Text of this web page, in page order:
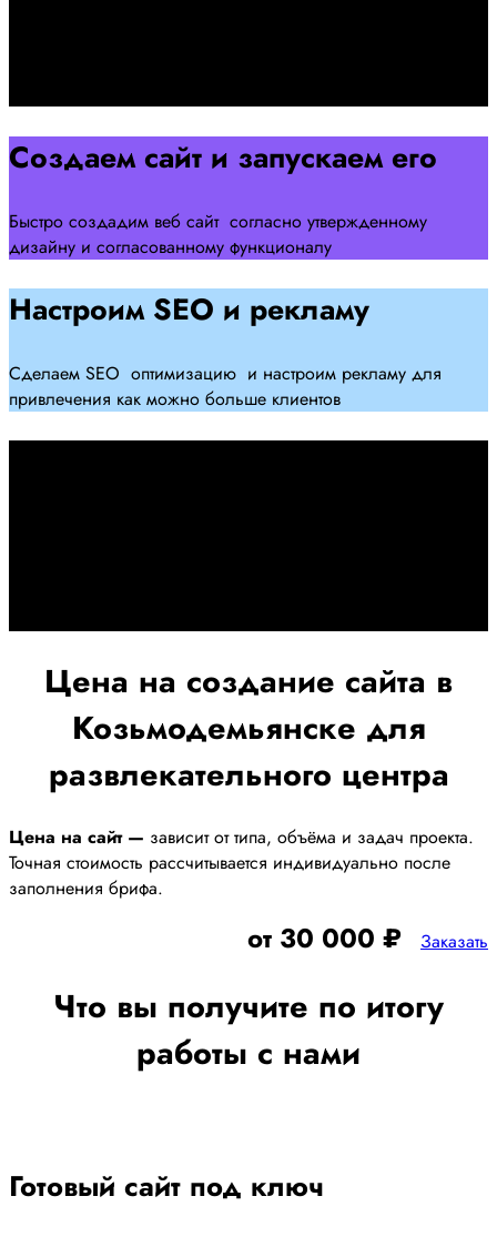
Создаем сайт и запускаем его
Быстро создадим веб сайт согласно утвержденному
дизайну и согласованному функционалу
Настроим SEO и рекламу
Сделаем SEO оптимизацию и настроим рекламу для
привлечения как можно больше клиентов
Цена на создание сайта в
Козьмодемьянске для
развлекательного центра
Цена на сайт — зависит от типа, объёма и задач проекта.
Точная стоимость рассчитывается индивидуально после
заполнения брифа.
от 30 000 ₽ Заказать
Что вы получите по итогу
работы с нами
Готовый сайт под ключ